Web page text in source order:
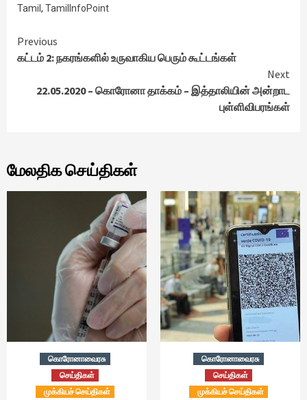
Tamil , TamilInfoPoint
Continue
Reading
Previous
கட்டம் 2: நகரங்களில் உருவாகிய பெரும் கூட்டங்கள்
Next
22.05.2020 – கொரோனா தாக்கம் – இத்தாலியின் அன்றாட
புள்ளிவிபரங்கள்
மேலதிக செய்திகள்
கொரோனாவைரசு
செய்திகள்
முக்கியச் செய்திகள்
கொரோனாவைரசு
செய்திகள்
முக்கியச் செய்திகள்